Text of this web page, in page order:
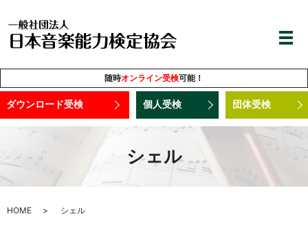
随時オンライン受検可能！
ダウンロード受検 個人受検 団体受検
シェル
HOME シェル